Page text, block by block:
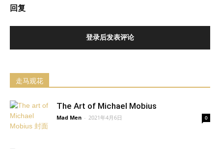
回复
登录后发表评论
走马观花
The Art of Michael Mobius
Mad Men - 2021年4月6日 0